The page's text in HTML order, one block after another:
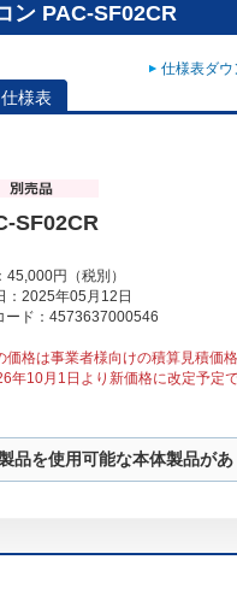
ン PAC-SF02CR
仕様表ダ
仕様表
SF02CR
45,000円（税別）
：2025年05月12日
ード：4573637000546
格は事業者様向けの積算見積価
年10月1日より新価格に改定予定
品を使用可能な本体製品が